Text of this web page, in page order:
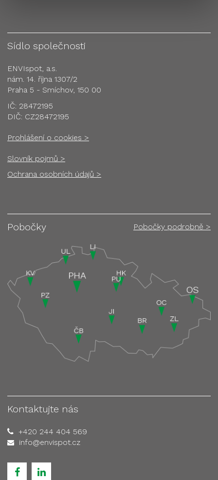
Sídlo společnosti
ENVIspot, a.s.
nám. 14. října 1307/2
Praha 5 - Smíchov, 150 00
IČ: 28472195
DIČ: CZ28472195
Prohlášení o cookies >
Slovník pojmů >
Ochrana osobních údajů >
Pobočky Pobočky podrobně >
Kontaktujte nás
+420 244 404 569
info@envispot.cz